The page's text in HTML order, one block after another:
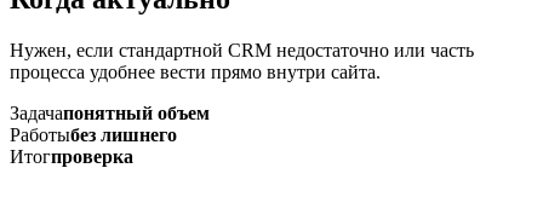
Нужен, если стандартной CRM недостаточно или часть
процесса удобнее вести прямо внутри сайта.
Задачапонятный объем
Работыбез лишнего
Итогпроверка